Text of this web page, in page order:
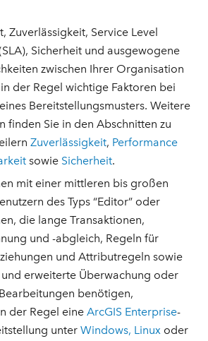
Zuverlässigkeit, Service Level
Sicherheit und ausgewogene
zwischen Ihrer Organisation
der Regel wichtige Faktoren bei
Bereitstellungsmusters. Weitere
finden Sie in den Abschnitten zu
Zuverlässigkeit, Performance
sowie Sicherheit.
mit einer mittleren bis großen
des Typs “Editor” oder
die lange Transaktionen,
und -abgleich, Regeln für
und Attributregeln sowie
erweiterte Überwachung oder
benötigen,
der Regel eineArcGIS Enterprise-
unterWindows, Linux oder